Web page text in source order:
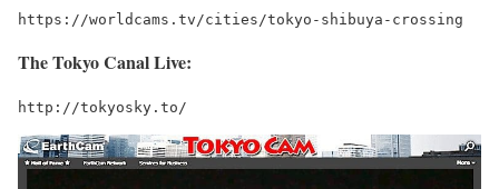
https://worldcams.tv/cities/tokyo-shibuya-crossing
The Tokyo Canal Live:
http://tokyosky.to/